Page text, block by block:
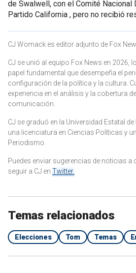
de Swalwell, con el Comité Nacional
Partido California , pero no recibió
CJ Womack es editor adjunto de Fox
CJ se unió al equipo Fox News en 2026,
papel fundamental que desempeña el
configuración de la política y la cultura.
experiencia en el análisis y la cobertura
comunicación.
CJ se graduó en la Universidad Estatal
una licenciatura en Ciencias Políticas y
Periodismo.
Puedes enviar sugerencias de noticias
seguir a CJ en Twitter.
Temas relacionados
Elecciones Tom Temas